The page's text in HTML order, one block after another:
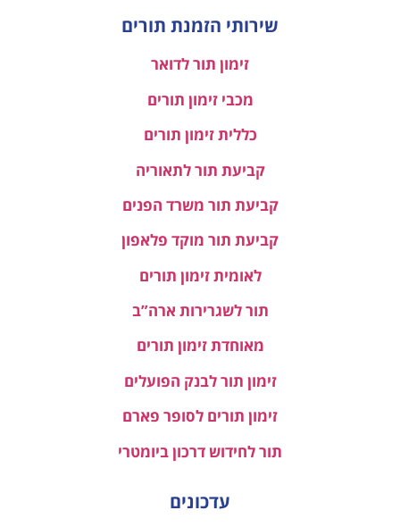
שירותי הזמנת תורים
זימון תור לדואר
מכבי זימון תורים
כללית זימון תורים
קביעת תור לתאוריה
קביעת תור משרד הפנים
קביעת תור מוקד פלאפון
לאומית זימון תורים
תור לשגרירות ארה”ב
מאוחדת זימון תורים
זימון תור לבנק הפועלים
זימון תורים לסופר פארם
תור לחידוש דרכון ביומטרי
עדכונים